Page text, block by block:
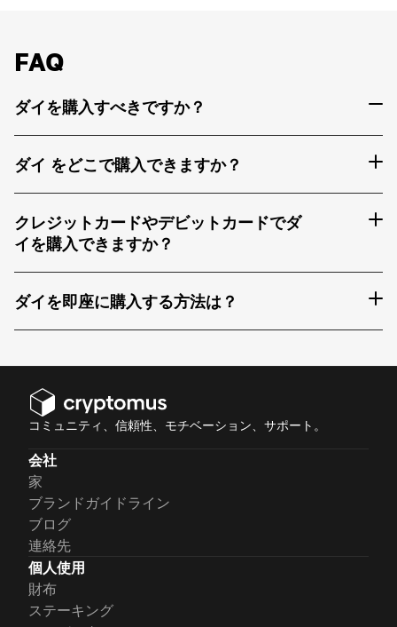
FAQ
ダイを購入すべきですか？
ダイ をどこで購入できますか？
クレジットカードやデビットカードでダ
イを購入できますか？
ダイを即座に購入する方法は？
コミュニティ、信頼性、モチベーション、サポート。
会社
家
ブランドガイドライン
ブログ
連絡先
個人使用
財布
ステーキング